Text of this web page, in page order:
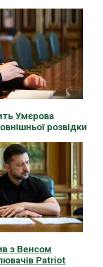
Умєрова
розвідки
з Венсом
Patriot